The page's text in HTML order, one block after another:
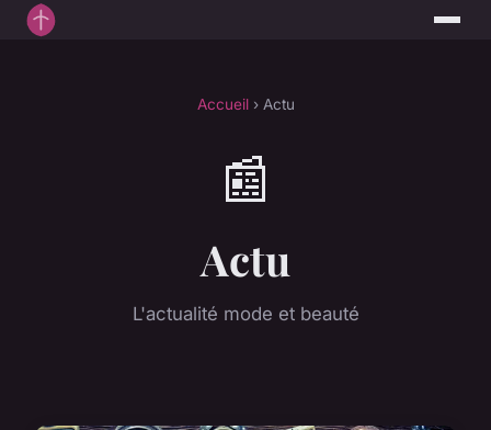
Accueil› Actu
📰
Actu
L'actualité mode et beauté